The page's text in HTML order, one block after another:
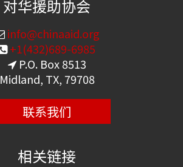
对华援助协会
info@chinaaid.org
+1(432)689-6985
P.O. Box 8513
Midland, TX, 79708
联系我们
相关链接